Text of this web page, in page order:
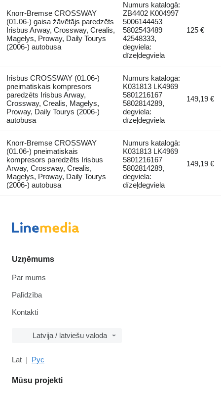
Knorr-Bremse CROSSWAY
(01.06-) gaisa žāvētājs paredzēts
Irisbus Arway, Crossway, Crealis,
Magelys, Proway, Daily Tourys
(2006-) autobusa
Numurs katalogā:
ZB4402 K004997
5006144453
5802543489
42548333,
degviela:
dīzeļdegviela
125 €
Irisbus CROSSWAY (01.06-)
pneimatiskais kompresors
paredzēts Irisbus Arway,
Crossway, Crealis, Magelys,
Proway, Daily Tourys (2006-)
autobusa
Numurs katalogā:
K031813 LK4969
5801216167
5802814289,
degviela:
dīzeļdegviela
149,19 €
Knorr-Bremse CROSSWAY
(01.06-) pneimatiskais
kompresors paredzēts Irisbus
Arway, Crossway, Crealis,
Magelys, Proway, Daily Tourys
(2006-) autobusa
Numurs katalogā:
K031813 LK4969
5801216167
5802814289,
degviela:
dīzeļdegviela
149,19 €
Uzņēmums
Par mums
Palīdzība
Kontakti
Latvija / latviešu valoda
Lat Рус
Mūsu projekti